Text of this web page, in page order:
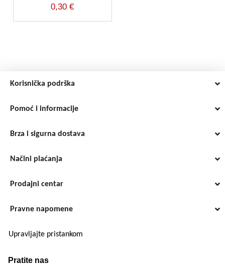
0,30€
Korisnička podrška
Pomoć i informacije
Brza i sigurna dostava
Načini plaćanja
Prodajni centar
Pravne napomene
Upravljajte pristankom
Pratite nas